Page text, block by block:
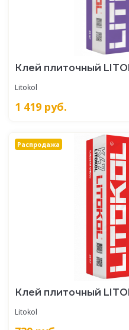
Клей плиточный
Litokol
1 419 руб.
Распродажа
Клей плиточный
Litokol